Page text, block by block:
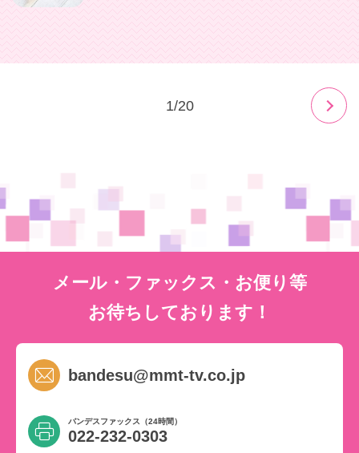
1/20
メール・ファックス・お便り等
お待ちしております！
bandesu@mmt-tv.co.jp
バンデスファックス（24時間）
022-232-0303